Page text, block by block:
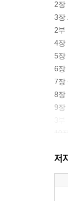
2장
3장
2부
4장
5장
6장
7장
8장
9장
10
12
4부
저